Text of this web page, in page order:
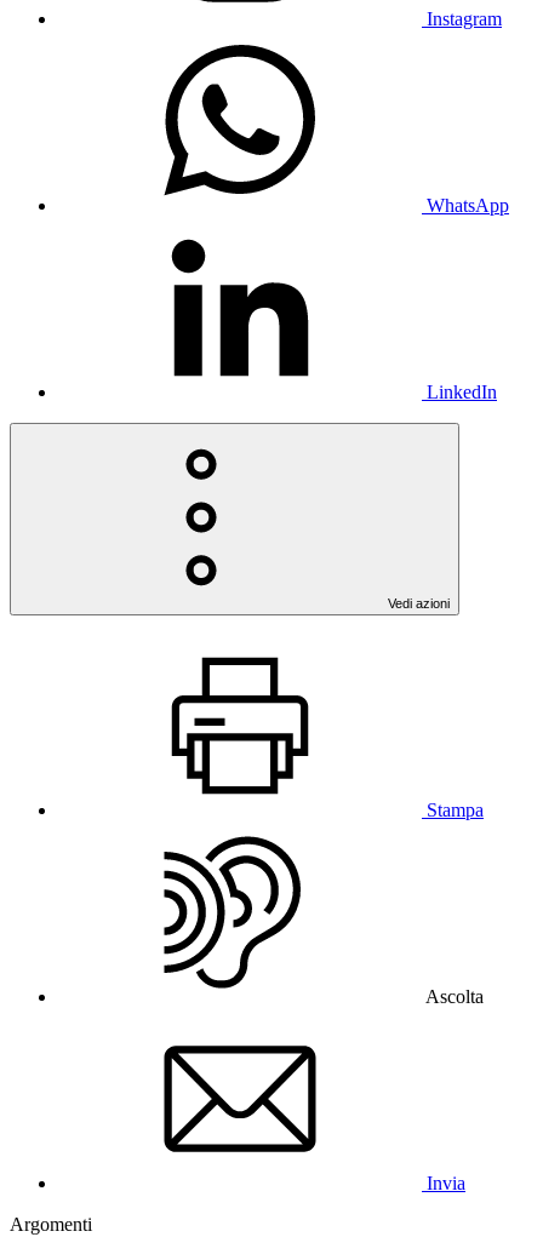
Instagram
WhatsApp
LinkedIn
Vedi azioni
Stampa
Ascolta
Invia
Argomenti